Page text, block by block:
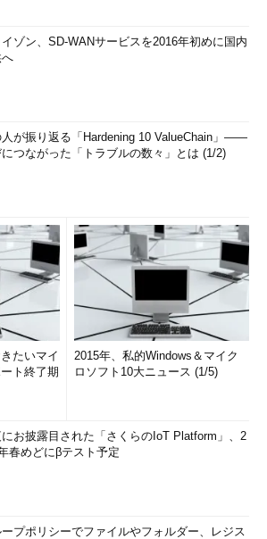
ゾン、SD-WANサービスを2016年初めに国内
人が振り返る「Hardening 10 ValueChain」――
つながった「トラブルの数々」とは (1/2)
たいマイ
ト終了期
2015年、私的Windows＆マイク
ロソフト10大ニュース (1/5)
お披露目された「さくらのIoT Platform」、2
春めどにβテスト予定
ープポリシーでファイルやフォルダー、レジス